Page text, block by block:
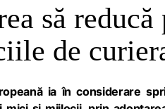
să
de
ia în considerare